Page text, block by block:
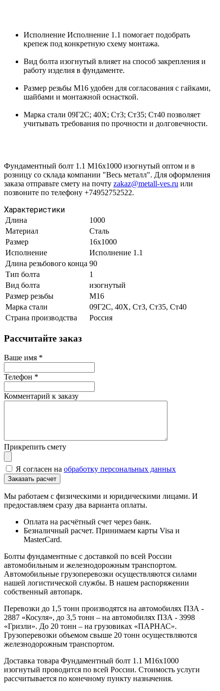
Исполнение Исполнение 1.1 помогает подобрать
крепеж под конкретную схему монтажа.
Вид болта изогнутый влияет на способ закрепления и
работу изделия в фундаменте.
Размер резьбы М16 удобен для согласования с гайками,
шайбами и монтажной оснасткой.
Марка стали 09Г2С; 40Х; Ст3; Ст35; Ст40 позволяет
учитывать требования по прочности и долговечности.
Фундаментный болт 1.1 М16х1000 изогнутый оптом и в
розницу со склада компании "Весь металл". Для оформления
заказа отправьте смету на почту zakaz@metall-ves.ru или
позвоните по телефону +74952752522.
Характеристики
Длина
1000
Материал
Сталь
Размер
16х1000
Исполнение
Исполнение 1.1
Длина резьбового конца 90
Тип болта
1
Вид болта
изогнутый
Размер резьбы
М16
Марка стали
09Г2С, 40Х, Ст3, Ст35, Ст40
Страна производства
Россия
Рассчитайте заказ
Ваше имя *
Телефон *
Комментарий к заказу
Прикрепить смету
Я согласен на обработку персональных данных
Мы работаем с физическими и юридическими лицами. И
предоставляем сразу два варианта оплаты.
Оплата на расчётный счет через банк.
Безналичный расчет. Принимаем карты Visa и
MasterCard.
Болты фундаментные с доставкой по всей России
автомобильным и железнодорожным транспортом.
Автомобильные грузоперевозки осуществляются силами
нашей логистической службы. В нашем распоряжении
собственный автопарк.
Перевозки до 1,5 тонн производятся на автомобилях ПЗА -
2887 «Косуля», до 3,5 тонн – на автомобилях ПЗА - 3998
«Гризли». До 20 тонн – на грузовиках «ПАРНАС».
Грузоперевозки объемом свыше 20 тонн осуществляются
железнодорожным транспортом.
Доставка товара Фундаментный болт 1.1 М16х1000
изогнутый проводится по всей России. Стоимость услуги
рассчитывается по конечному пункту назначения.